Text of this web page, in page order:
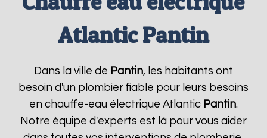
Atlantic Pantin
Dans la ville de Pantin, les habitants ont
besoin d'un plombier fiable pour leurs besoins
en chauffe-eau électrique Atlantic Pantin.
Notre équipe d'experts est là pour vous aider